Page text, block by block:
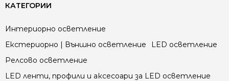
КАТЕГОРИИ
Интериорно осветление
Екстериорно | Външно осветление
LED осветление
Релсово осветление
LED ленти, профили и аксесоари за LED осветление